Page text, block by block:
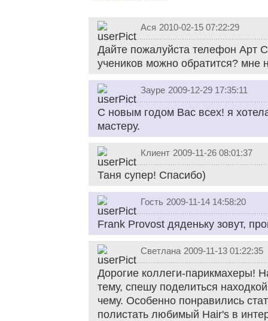
Ася 2010-02-15 07:22:29
Дайте пожалуйста телефон Арт
учеников можно обратится? мне
Зауре 2009-12-29 17:35:11
С новым годом Вас всех! я
мастеру.
Клиент 2009-11-26 08:01:37
Таня супер! Спасибо)
Гость 2009-11-14 14:58:20
Frank Provost дяденьку зовут,
Cветлана 2009-11-13 01:22:35
Дорогие коллеги-парикмахеры!
тему, спешу поделиться
чему. Особенно понравились
полистать любимый Hair's в